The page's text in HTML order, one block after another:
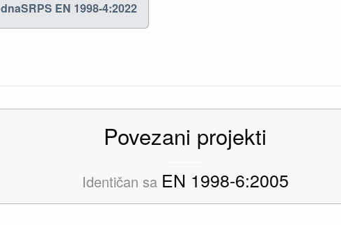
dnaSRPS EN 1998-4:2022
Povezani projekti
Identičan sa EN 1998-6:2005